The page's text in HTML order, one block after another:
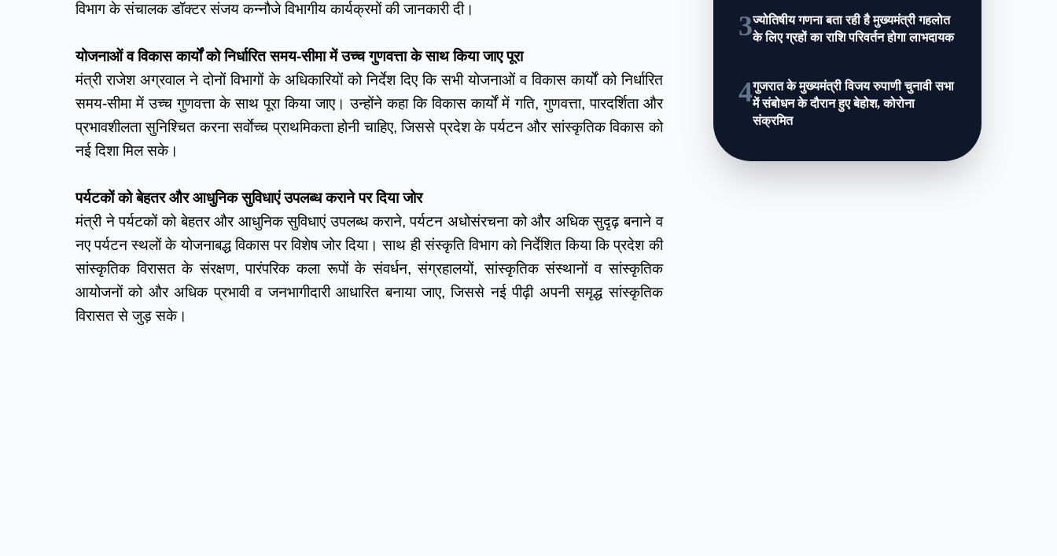
विभाग के संचालक डॉक्टर संजय कन्नौजे विभागीय कार्यक्रमों की जानकारी दी।
योजनाओं व विकास कार्यों को निर्धारित समय-सीमा में उच्च गुणवत्ता के साथ किया जाए पूरा
मंत्री राजेश अग्रवाल ने दोनों विभागों के अधिकारियों को निर्देश दिए कि सभी योजनाओं व विकास कार्यों को निर्धारित
समय-सीमा में उच्च गुणवत्ता के साथ पूरा किया जाए। उन्होंने कहा कि विकास कार्यों में गति, गुणवत्ता, पारदर्शिता और
प्रभावशीलता सुनिश्चित करना सर्वाेच्च प्राथमिकता होनी चाहिए, जिससे प्रदेश के पर्यटन और सांस्कृतिक विकास को
नई दिशा मिल सके।
पर्यटकों को बेहतर और आधुनिक सुविधाएं उपलब्ध कराने पर दिया जोर
मंत्री ने पर्यटकों को बेहतर और आधुनिक सुविधाएं उपलब्ध कराने, पर्यटन अधोसंरचना को और अधिक सुदृढ़ बनाने व
नए पर्यटन स्थलों के योजनाबद्ध विकास पर विशेष जोर दिया। साथ ही संस्कृति विभाग को निर्देशित किया कि प्रदेश की
सांस्कृतिक विरासत के संरक्षण, पारंपरिक कला रूपों के संवर्धन, संग्रहालयों, सांस्कृतिक संस्थानों व सांस्कृतिक
आयोजनों को और अधिक प्रभावी व जनभागीदारी आधारित बनाया जाए, जिससे नई पीढ़ी अपनी समृद्ध सांस्कृतिक
विरासत से जुड़ सके।
3ज्योतिषीय गणना बता रही है मुख्यमंत्री गहलोत
के लिए ग्रहों का राशि परिवर्तन होगा लाभदायक
4गुजरात के मुख्‍यमंत्री विजय रुपाणी चुनावी सभा
में संबोधन के दौरान हुए बेहोश, कोरोना
संक्रमित